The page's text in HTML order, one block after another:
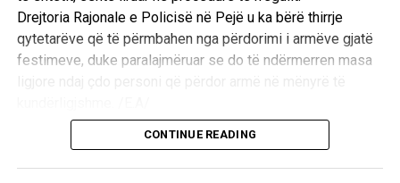
Drejtoria Rajonale e Policisë në Pejë u ka bërë thirrje
qytetarëve që të përmbahen nga përdorimi i armëve gjatë
festimeve, duke paralajmëruar se do të ndërmerren masa
CONTINUE READING